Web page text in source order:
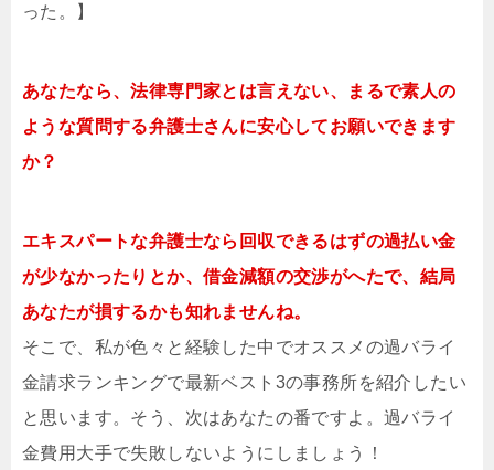
った。】
あなたなら、法律専門家とは言えない、まるで素人の
ような質問する弁護士さんに安心してお願いできます
か？
エキスパートな弁護士なら回収できるはずの過払い金
が少なかったりとか、借金減額の交渉がへたで、結局
あなたが損するかも知れませんね。
そこで、私が色々と経験した中でオススメの過バライ
金請求ランキングで最新ベスト3の事務所を紹介したい
と思います。そう、次はあなたの番ですよ。過バライ
金費用大手で失敗しないようにしましょう！